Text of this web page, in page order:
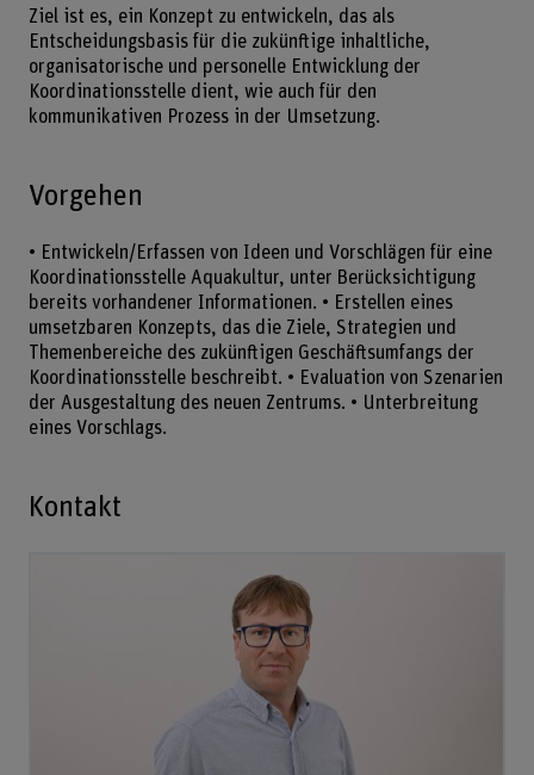
Ziel ist es, ein Konzept zu entwickeln, das als
Entscheidungsbasis für die zukünftige inhaltliche,
organisatorische und personelle Entwicklung der
Koordinationsstelle dient, wie auch für den
kommunikativen Prozess in der Umsetzung.
Vorgehen
• Entwickeln/Erfassen von Ideen und Vorschlägen für eine
Koordinationsstelle Aquakultur, unter Berücksichtigung
bereits vorhandener Informationen. • Erstellen eines
umsetzbaren Konzepts, das die Ziele, Strategien und
Themenbereiche des zukünftigen Geschäftsumfangs der
Koordinationsstelle beschreibt. • Evaluation von Szenarien
der Ausgestaltung des neuen Zentrums. • Unterbreitung
eines Vorschlags.
Kontakt